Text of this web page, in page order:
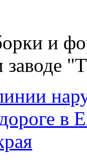
и
в